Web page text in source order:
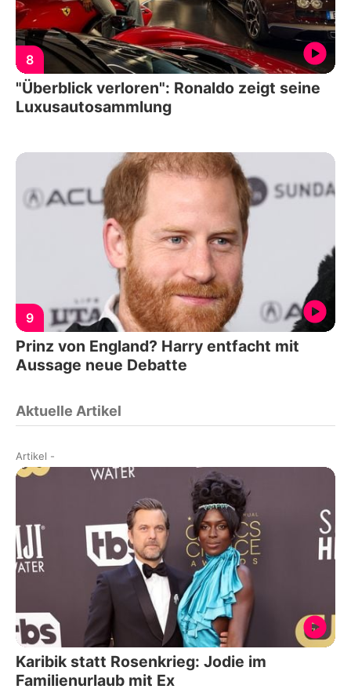
8
"Überblick verloren": Ronaldo zeigt seine
Luxusautosammlung
9
Prinz von England? Harry entfacht mit
Aussage neue Debatte
Aktuelle Artikel
Artikel -
Karibik statt Rosenkrieg: Jodie im
Familienurlaub mit Ex